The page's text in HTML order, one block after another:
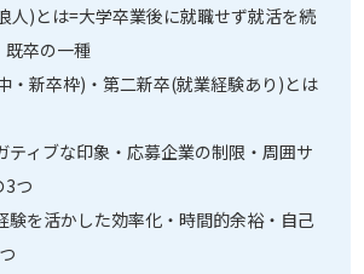
人)とは=大学卒業後に就職せず就活を続
既卒の一種
・新卒枠)・第二新卒(就業経験あり)とは
ティブな印象・応募企業の制限・周囲サ
3つ
験を活かした効率化・時間的余裕・自己